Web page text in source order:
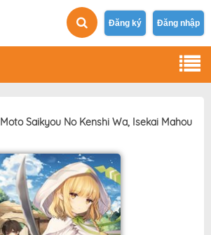
Đăng ký Đăng nhập
Moto Saikyou No Kenshi Wa, Isekai Mahou